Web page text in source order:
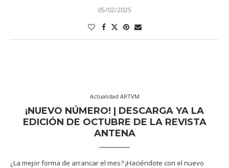
05/02/2025
Actualidad ARTVM
¡NUEVO NÚMERO! | DESCARGA YA LA
EDICIÓN DE OCTUBRE DE LA REVISTA
ANTENA
¿La mejor forma de arrancar el mes? ¡Haciéndote con el nuevo